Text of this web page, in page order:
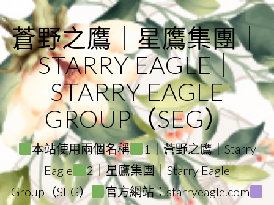
to
content
蒼野之鷹｜星鷹集團｜
STARRY EAGLE｜
STARRY EAGLE
GROUP（SEG）
本站使用兩個名稱
1｜蒼野之鷹｜Starry
Eagle
2｜星鷹集團｜Starry Eagle
Group（SEG）
官方網站：starryeagle.com